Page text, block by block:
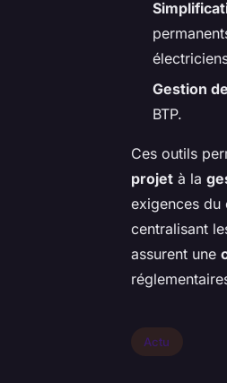
Gestion
BTP.
Ces outils
projet à la
exigences du
centralisant
assurent une
Actu